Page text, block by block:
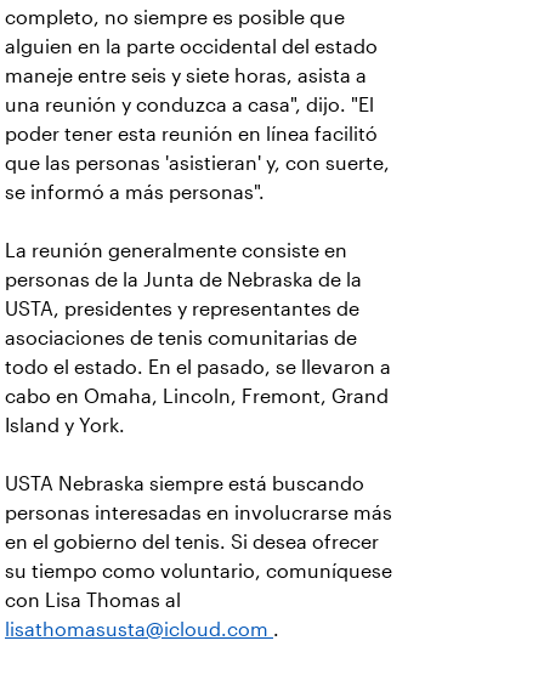
completo, no siempre es posible que
alguien en la parte occidental del estado
maneje entre seis y siete horas, asista a
una reunión y conduzca a casa", dijo. "El
poder tener esta reunión en línea facilitó
que las personas 'asistieran' y, con suerte,
se informó a más personas".
La reunión generalmente consiste en
personas de la Junta de Nebraska de la
USTA, presidentes y representantes de
asociaciones de tenis comunitarias de
todo el estado. En el pasado, se llevaron a
cabo en Omaha, Lincoln, Fremont, Grand
Island y York.
USTA Nebraska siempre está buscando
personas interesadas en involucrarse más
en el gobierno del tenis. Si desea ofrecer
su tiempo como voluntario, comuníquese
con Lisa Thomas al
lisathomasusta@icloud.com .